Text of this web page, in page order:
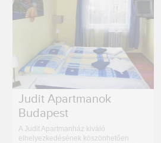
Judit Apartmanok
Budapest
A Judit Apartmanház kiváló
elhelyezkedésének köszönhetően